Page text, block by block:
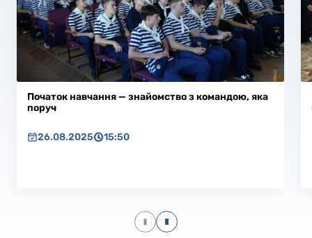
Початок навчання — знайомство з командою, яка
поруч
26.08.2025 15:50